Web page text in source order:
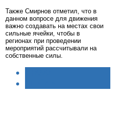
Также Смирнов отметил, что в
данном вопросе для движения
важно создавать на местах свои
сильные ячейки, чтобы в
регионах при проведении
мероприятий рассчитывали на
собственные силы.